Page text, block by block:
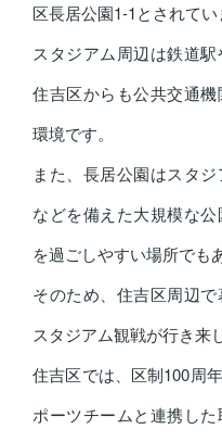
区長居公園1-1とされてい
スタジアム周辺は鉄道駅
住吉区からも公共交通
環境です。
また、長居公園はスタ
などを備えた大規模な
を過ごしやすい場所でも
そのため、住吉区周辺
スタジアム観戦が行き来
住吉区では、区制100周
ポーツチームと連携し